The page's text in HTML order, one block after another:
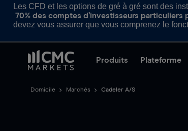
Les CFD et les options de gré à gré sont des
70% des comptes d’investisseurs particuliers
devez vous assurer que vous comprenez le
Produits Plateforme
Domicile Marchés Cadeler A/S